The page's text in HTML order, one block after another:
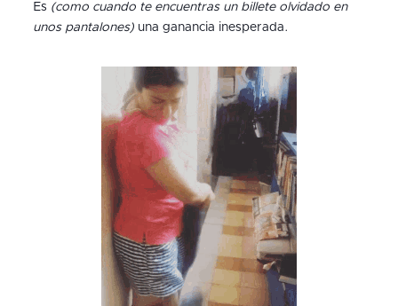
Es (como cuando te encuentras un billete olvidado en
unos pantalones)una ganancia inesperada.